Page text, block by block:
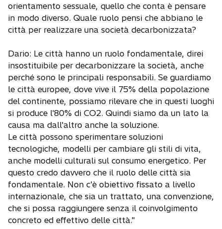
orientamento sessuale, quello che conta è pensare
in modo diverso. Quale ruolo pensi che abbiano le
città per realizzare una società decarbonizzata?
Dario: Le città hanno un ruolo fondamentale, direi
insostituibile per decarbonizzare la società, anche
perché sono le principali responsabili. Se guardiamo
le città europee, dove vive il 75% della popolazione
del continente, possiamo rilevare che in questi luoghi
si produce l'80% di CO2. Quindi siamo da un lato la
causa ma dall'altro anche la soluzione.
Le città possono sperimentare soluzioni
tecnologiche, modelli per cambiare gli stili di vita,
anche modelli culturali sul consumo energetico. Per
questo credo davvero che il ruolo delle città sia
fondamentale. Non c'è obiettivo fissato a livello
internazionale, che sia un trattato, una convenzione,
che si possa raggiungere senza il coinvolgimento
concreto ed effettivo delle città."